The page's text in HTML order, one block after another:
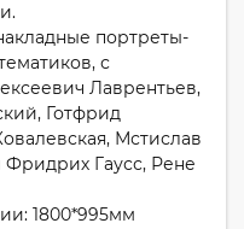
портреты-
с
Лаврентьев,
Готфрид
Мстислав
Гаусс, Рене
1800*995мм